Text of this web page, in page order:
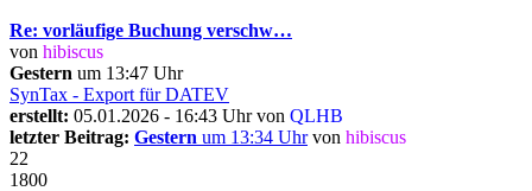
Re: vorläufige Buchung verschw…
von hibiscus
Gestern um 13:47 Uhr
SynTax - Export für DATEV
erstellt: 05.01.2026 - 16:43 Uhr von QLHB
letzter Beitrag: Gestern um 13:34 Uhrvon hibiscus
22
1800